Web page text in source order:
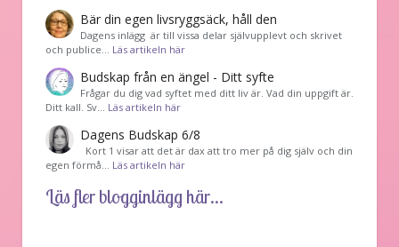
Bär din egen livsryggsäck, håll den
Dagens inlägg är till vissa delar självupplevt och skrivet
och publice… Läs artikeln här
Budskap från en ängel - Ditt syfte
Frågar du dig vad syftet med ditt liv är. Vad din uppgift är.
Ditt kall. Sv… Läs artikeln här
Dagens Budskap 6/8
Kort 1 visar att det är dax att tro mer på dig själv och din
egen förmå… Läs artikeln här
Läs fler blogginlägg här...